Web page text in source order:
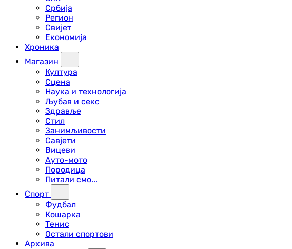
Србија
Регион
Свијет
Економија
Хроника
Магазин
Култура
Сцена
Наука и технологија
Љубав и секс
Здравље
Стил
Занимљивости
Савјети
Вицеви
Ауто-мото
Породица
Питали смо...
Спорт
Фудбал
Кошарка
Тенис
Остали спортови
Архива